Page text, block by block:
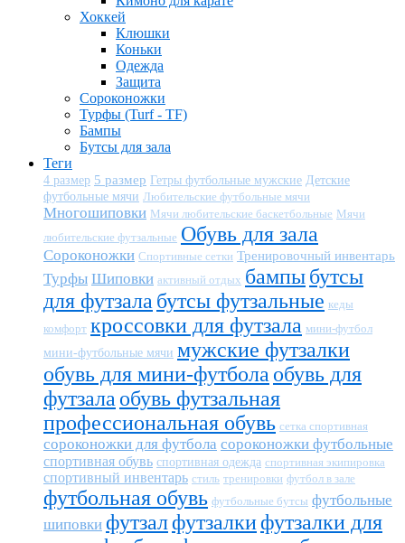
Хоккей
Клюшки
Коньки
Одежда
Защита
Сороконожки
Турфы (Turf - TF)
Бампы
Бутсы для зала
Теги
4 размер 5 размер Гетры футбольные мужские Детские
футбольные мячи Любительские футбольные мячи
Многошиповки Мячи любительские баскетбольные Мячи
любительские футзальные Обувь для зала
Сороконожки Спортивные сетки Тренировочный инвентарь
Турфы Шиповки активный отдых бампыбутсы
для футзала бутсы футзальные кеды
комфорт кроссовки для футзала мини-футбол
мини-футбольные мячи мужские футзалки
обувь для мини-футбола обувь для
футзала обувь футзальная
профессиональная обувь сетка спортивная
сороконожки для футбола сороконожки футбольные
спортивная обувь спортивная одежда спортивная экипировка
спортивный инвентарь стиль тренировки футбол в зале
футбольная обувь футбольные бутсы футбольные
шиповки футзалфутзалкифутзалки для